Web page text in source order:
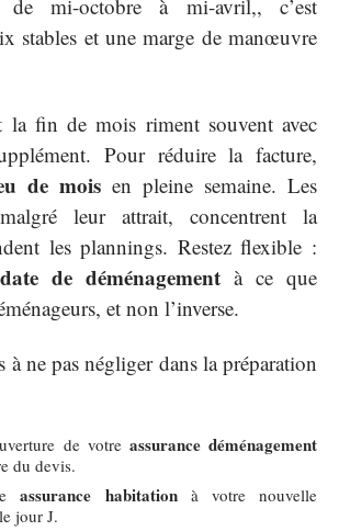
mi-octobre à mi-avril,, c’est
stables et une marge de manœuvre
la fin de mois riment souvent avec
Pour réduire la facture,
de mois en pleine semaine. Les
leur attrait, concentrent la
les plannings. Restez flexible :
date de déménagement à ce que
et non l’inverse.
à ne pas négliger dans la préparation
de votre assurance déménagement
du devis.
assurance habitationà votre nouvelle
jour J.